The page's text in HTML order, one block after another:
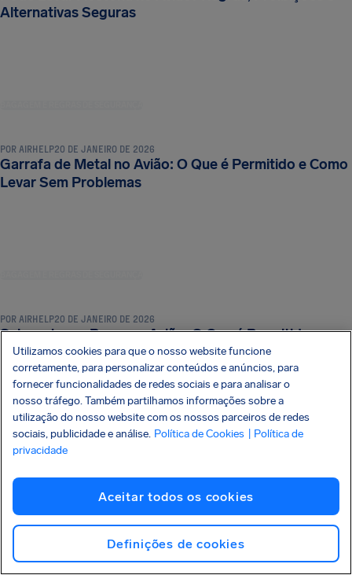
Alternativas Seguras
POR AIRHELP20 DE JANEIRO DE 2026
Garrafa de Metal no Avião: O Que é Permitido e Como
Levar Sem Problemas
POR AIRHELP20 DE JANEIRO DE 2026
Sabonete em Barra no Avião: O Que é Permitido e
Como Levar
Navegar por categoria
COMPENSAÇÃO E DIREITOS DOS PASSAGEIROS
DICAS E TRUQUES DE VIAGEM
TERMINOLOGIA DE VOO E LOGÍSTICABAGAGEM E REGRAS DE SEGURANÇA
NOTÍCIAS E NOVIDADESDOCUMENTOS E REQUISITOS DE VIAGEM
Acesse nosso guia explicativo
Saiba mais
Utilizamos cookies para que o nosso website funcione
corretamente, para personalizar conteúdos e anúncios, para
fornecer funcionalidades de redes sociais e para analisar o
nosso tráfego. Também partilhamos informações sobre a
utilização do nosso website com os nossos parceiros de redes
sociais, publicidade e análise. Política de Cookies
| Política de
privacidade
Aceitar todos os cookies
Definições de cookies